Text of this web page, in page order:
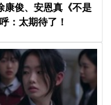
康俊、安恩真《不是
：太期待了！